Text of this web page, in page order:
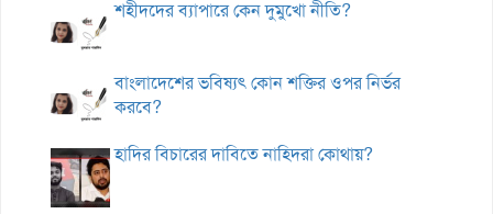
শহীদদের ব্যাপারে কেন দুমুখো নীতি?
বাংলাদেশের ভবিষ্যৎ কোন শক্তির ওপর নির্ভর
করবে?
হাদির বিচারের দাবিতে নাহিদরা কোথায়?